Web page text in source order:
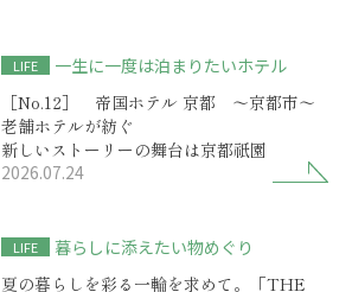
LIFE
一生に一度は泊まりたいホテル
［No.12］ 帝国ホテル 京都 ～京都市～
老舗ホテルが紡ぐ
新しいストーリーの舞台は京都祇園
2026.07.24
LIFE
暮らしに添えたい物めぐり
夏の暮らしを彩る一輪を求めて。「THE